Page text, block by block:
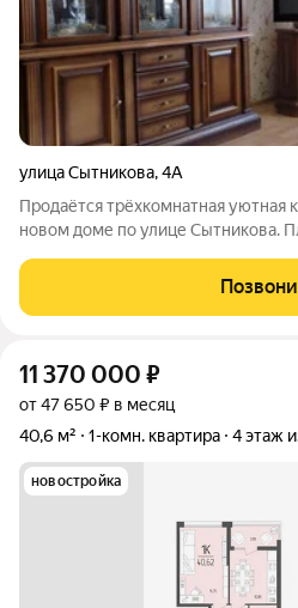
улица Сытникова,4А
Продаётся трёхкомнатная уютная
новом доме по улице Сытникова.
использовать пространство.
метра, а все комнаты изолированы.
11 370 000 ₽
от 47 650 ₽ в месяц
40,6 м²
1-комн. квартира 4 этаж
новостройка